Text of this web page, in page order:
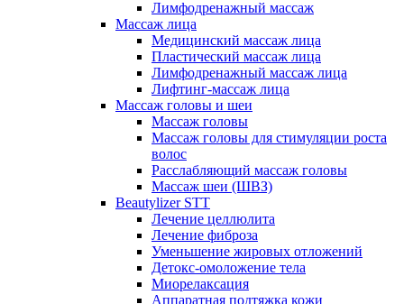
Лимфодренажный массаж
Массаж лица
Медицинский массаж лица
Пластический массаж лица
Лимфодренажный массаж лица
Лифтинг-массаж лица
Массаж головы и шеи
Массаж головы
Массаж головы для стимуляции роста
волос
Расслабляющий массаж головы
Массаж шеи (ШВЗ)
Beautylizer STT
Лечение целлюлита
Лечение фиброза
Уменьшение жировых отложений
Детокс-омоложение тела
Миорелаксация
Аппаратная подтяжка кожи